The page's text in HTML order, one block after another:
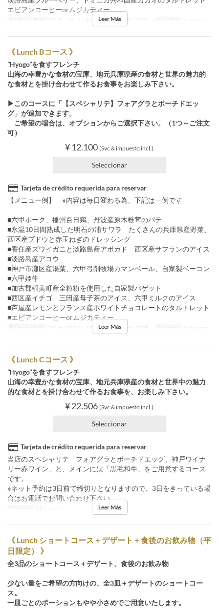
エビアンコーヒーorムジカティー
Fechas validas 26 dic 2024 ~ 19 dic 2025, 26 dic 2025 ~ Comidas Almuerzo
Leer Más
《 Lunch Bコース 》
”Hyogo”を食すフレンチ
山海の幸豊かな食材の宝庫、地元兵庫県産の食材と世界の魅力的
な食材とを掛け合わせて作るお食事をお楽しみ下さい。
▶このコースに「【スペシャリテ】フォアグラとポーチドエッ
グ」が追加できます。
ご希望の場合は、オプションからご選択下さい。（1つ～ご注文
可）
¥ 12.100 (Svc & impuesto incl.)
Seleccionar
Tarjeta de crédito requerida para reservar
【メニュー例】 ※内容は毎日変わる為、下記は一例です
■六甲ポーク、播州百日鶏、丹波産原木椎茸のパテ
■氷温10日間熟成した明石の浦サワラ たくさんの兵庫県産野菜、
西区産ブドウと赤玉ねぎのドレッシング
■香住産ズワイガニと淡路島産アボカド 西区産サフランのアイス
■淡路島産アコウ
■神戸市灘区産湯葉、六甲弓削牧場カマンベール、自家製ベーコン
■六甲姫牛
■加古郡稲美町産全粒粉を使用した自家製バゲット
■西区産イチゴ 三田産母子茶のアイス、六甲ミルクのアイス
■芦屋産レモンとフランス産ホワイトチョコレートのタルトレット
■エビアンコーヒーorムジカティー
Fechas validas 26 dic 2024 ~ 19 dic 2025, 26 dic 2025 ~ Comidas Almuerzo
Leer Más
《 Lunch Cコース 》
”Hyogo”を食すフレンチ
山海の幸豊かな食材の宝庫、地元兵庫県産の食材と世界中の魅力
的な食材とを掛け合わせて作るお食事を、お楽しみ下さい。
¥ 22.506 (Svc & impuesto incl.)
Seleccionar
Tarjeta de crédito requerida para reservar
当店のスペシャリテ「フォアグラとポーチドエッグ、神戸ワイナ
リー赤ワイン」と、メインには「黒毛和牛」をご用意するコース
です。
※ネット予約は3日前で締切りとなりますので、3日をきっている場
合はお電話でお問い合わせ下さい
Comidas Almuerzo Leer Más
《 Lunch ショートコース＋デザート＋食後のお飲み物（平
日限定） 》
全3品のショートコース＋デザート、食後のお飲み物
少ない量をご希望の方向けの、全3皿＋デザートのショートコー
ス。
一皿ごとのポーションもやや小さめでご用意いたします。